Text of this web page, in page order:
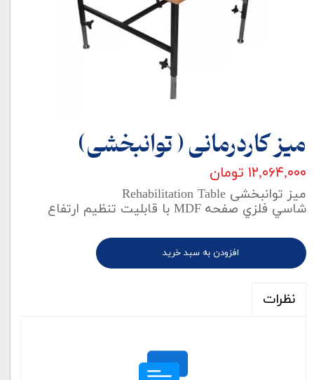
میز کاردرمانی ( توانبخشی)
۱۲,۰۶۴,۰۰۰ تومان
میز توانبخشی Rehabilitation Table
شاسي فلزي صفحه MDF با قابليت تنظيم ارتفاع
افزودن به سبد خرید
نظرات